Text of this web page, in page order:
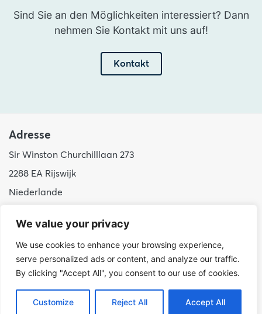
We value your privacy
We use cookies to enhance your browsing experience,
serve personalized ads or content, and analyze our traffic.
By clicking "Accept All", you consent to our use of cookies.
Customize Reject All Accept All
Sind Sie an den Möglichkeiten interessiert? Dann
nehmen Sie Kontakt mit uns auf!
Kontakt
Adresse
Sir Winston Churchilllaan 273
2288 EA Rijswijk
Niederlande
info@hudsoncybertec.com
KvK: 23040253
über uns
Unsere Arbeitsweise